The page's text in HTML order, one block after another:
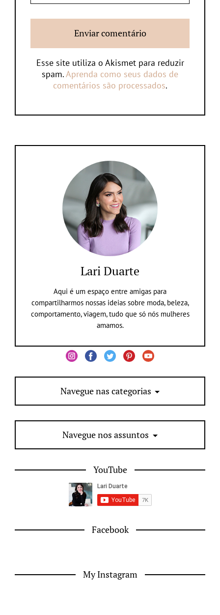
Esse site utiliza o Akismet para reduzir
spam.Aprenda como seus dados de
comentários são processados.
Lari Duarte
Aqui é um espaço entre amigas para
compartilharmos nossas ideias sobre moda, beleza,
comportamento, viagem, tudo que só nós mulheres
amamos.
Navegue nas categorias
Navegue nos assuntos
YouTube
Facebook
My Instagram